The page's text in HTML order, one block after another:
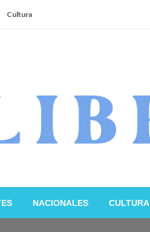
Cultura
NACIONALES CULTURA